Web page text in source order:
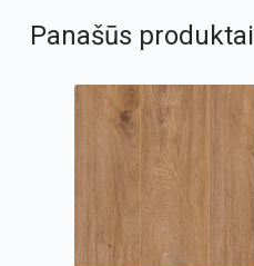
Panašūs produktai